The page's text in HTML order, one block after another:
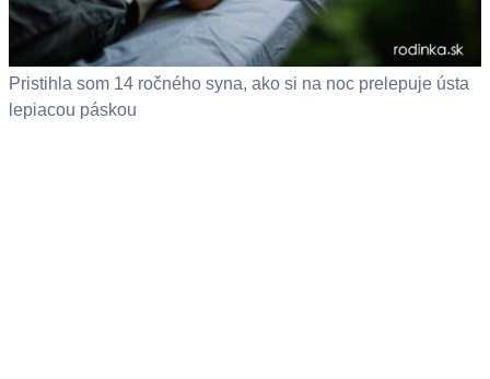
Pristihla som 14 ročného syna, ako si na noc prelepuje ústa
lepiacou páskou